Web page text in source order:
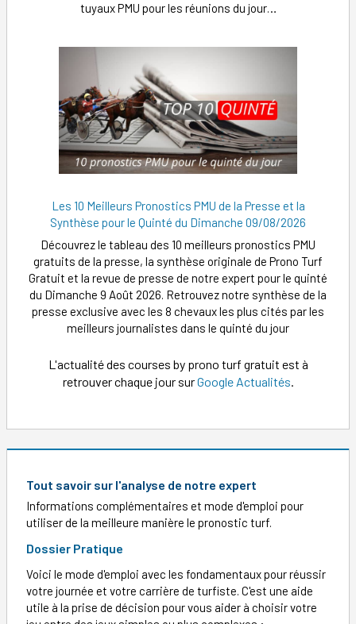
tuyaux PMU pour les réunions du jour…
Les 10 Meilleurs Pronostics PMU de la Presse et la
Synthèse pour le Quinté du Dimanche 09/08/2026
Découvrez le tableau des 10 meilleurs pronostics PMU
gratuits de la presse, la synthèse originale de Prono Turf
Gratuit et la revue de presse de notre expert pour le quinté
du Dimanche 9 Août 2026. Retrouvez notre synthèse de la
presse exclusive avec les 8 chevaux les plus cités par les
meilleurs journalistes dans le quinté du jour
L'actualité des courses by prono turf gratuit est à
retrouver chaque jour surGoogle Actualités.
Tout savoir sur l'analyse de notre expert
Informations complémentaires et mode d'emploi pour
utiliser de la meilleure manière le pronostic turf.
Dossier Pratique
Voici le mode d'emploi avec les fondamentaux pour réussir
votre journée et votre carrière de turfiste. C'est une aide
utile à la prise de décision pour vous aider à choisir votre